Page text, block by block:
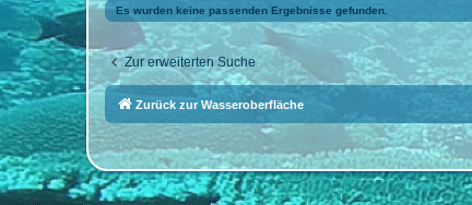
Es wurden keine passenden Ergebnisse gefunden.
Zur erweiterten Suche
Zurück zur Wasseroberfläche